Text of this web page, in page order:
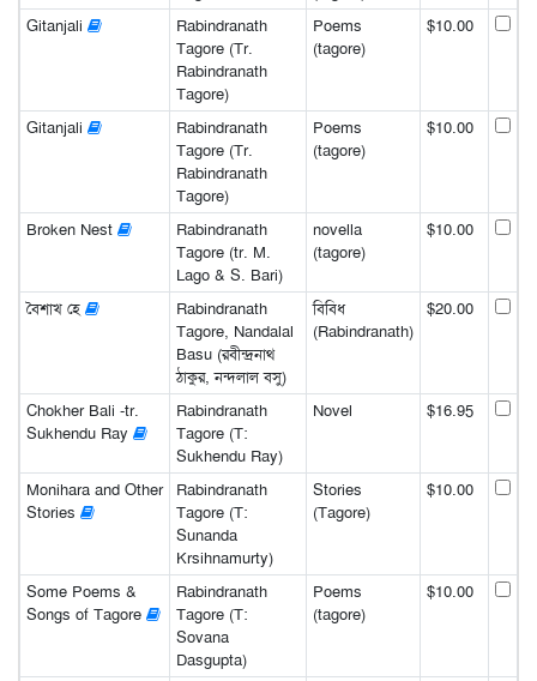
Gitanjali
Rabindranath
Tagore (Tr.
Rabindranath
Tagore)
Poems
(tagore)
$10.00
Gitanjali
Rabindranath
Tagore (Tr.
Rabindranath
Tagore)
Poems
(tagore)
$10.00
Broken Nest
Rabindranath
Tagore (tr. M.
Lago & S. Bari)
novella
(tagore)
$10.00
বৈশাখ হে
Rabindranath
Tagore, Nandalal
Basu (রবীন্দ্রনাথ
ঠাকুর, নন্দলাল বসু)
বিবিধ
(Rabindranath)
$20.00
Chokher Bali -tr.
Sukhendu Ray
Rabindranath
Tagore (T:
Sukhendu Ray)
Novel $16.95
Monihara and Other
Stories
Rabindranath
Tagore (T:
Sunanda
Krsihnamurty)
Stories
(Tagore)
$10.00
Some Poems &
Songs of Tagore
Rabindranath
Tagore (T:
Sovana
Dasgupta)
Poems
(tagore)
$10.00